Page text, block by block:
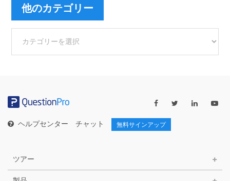
他のカテゴリー
カ
ー
ヘルプセンター チャット 無料サインアップ
ツアー